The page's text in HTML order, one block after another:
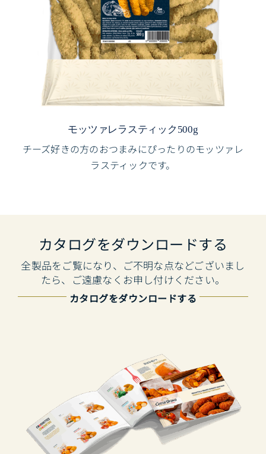
モッツァレラスティック500g
チーズ好きの方のおつまみにぴったりのモッツァレ
ラスティックです。
カタログをダウンロードする
全製品をご覧になり、ご不明な点などございまし
たら、ご遠慮なくお申し付けください。
カタログをダウンロードする